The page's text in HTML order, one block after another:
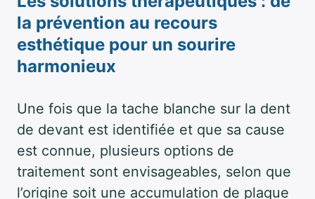
la prévention au recours
esthétique pour un sourire
harmonieux
Une fois que la tache blanche sur la dent
de devant est identifiée et que sa cause
est connue, plusieurs options de
traitement sont envisageables, selon que
l’origine soit une accumulation de plaque